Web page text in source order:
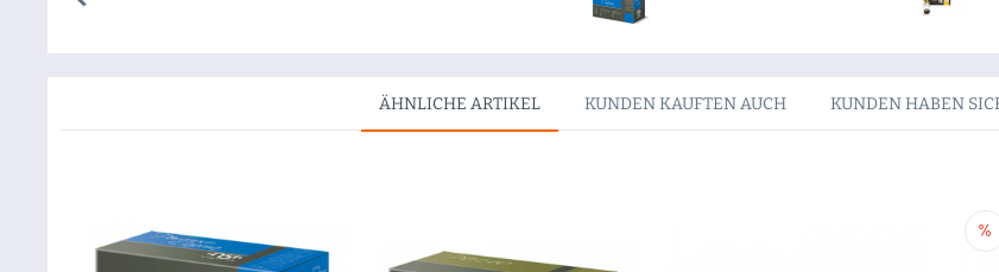
ÄHNLICHE ARTIKEL KUNDEN KAUFTEN AUCH KUNDEN HABEN